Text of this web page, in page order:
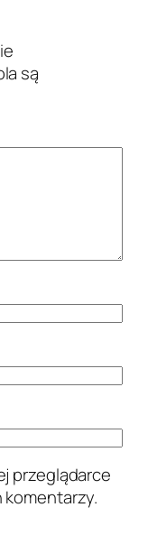
są
przeglądarce